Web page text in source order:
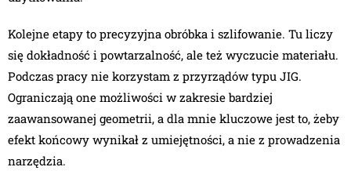
Kolejne etapy to precyzyjna obróbka i szlifowanie. Tu liczy
się dokładność i powtarzalność, ale też wyczucie materiału.
Podczas pracy nie korzystam z przyrządów typu JIG.
Ograniczają one możliwości w zakresie bardziej
zaawansowanej geometrii, a dla mnie kluczowe jest to, żeby
efekt końcowy wynikał z umiejętności, a nie z prowadzenia
narzędzia.